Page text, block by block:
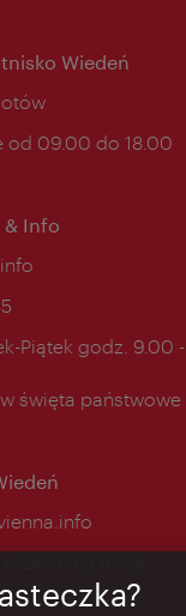
Wiedeń
od 09.00 do 18.00
& Info
Piątek godz. 9.00 -
święta państwowe